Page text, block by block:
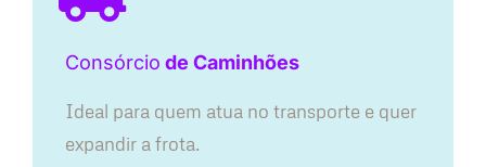
Consórcio de Caminhões
Ideal para quem atua no transporte e quer
expandir a frota.